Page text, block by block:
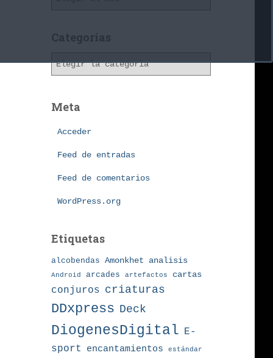
h
v
o
Categorías
g
Meta
Acceder
Feed de entradas
Feed de comentarios
WordPress.org
Etiquetas
alcobendas Amonkhet analisis
Android arcades artefactos cartas
conjuros criaturas
DDxpress Deck
DiogenesDigital E-
sport
encantamientos estándar